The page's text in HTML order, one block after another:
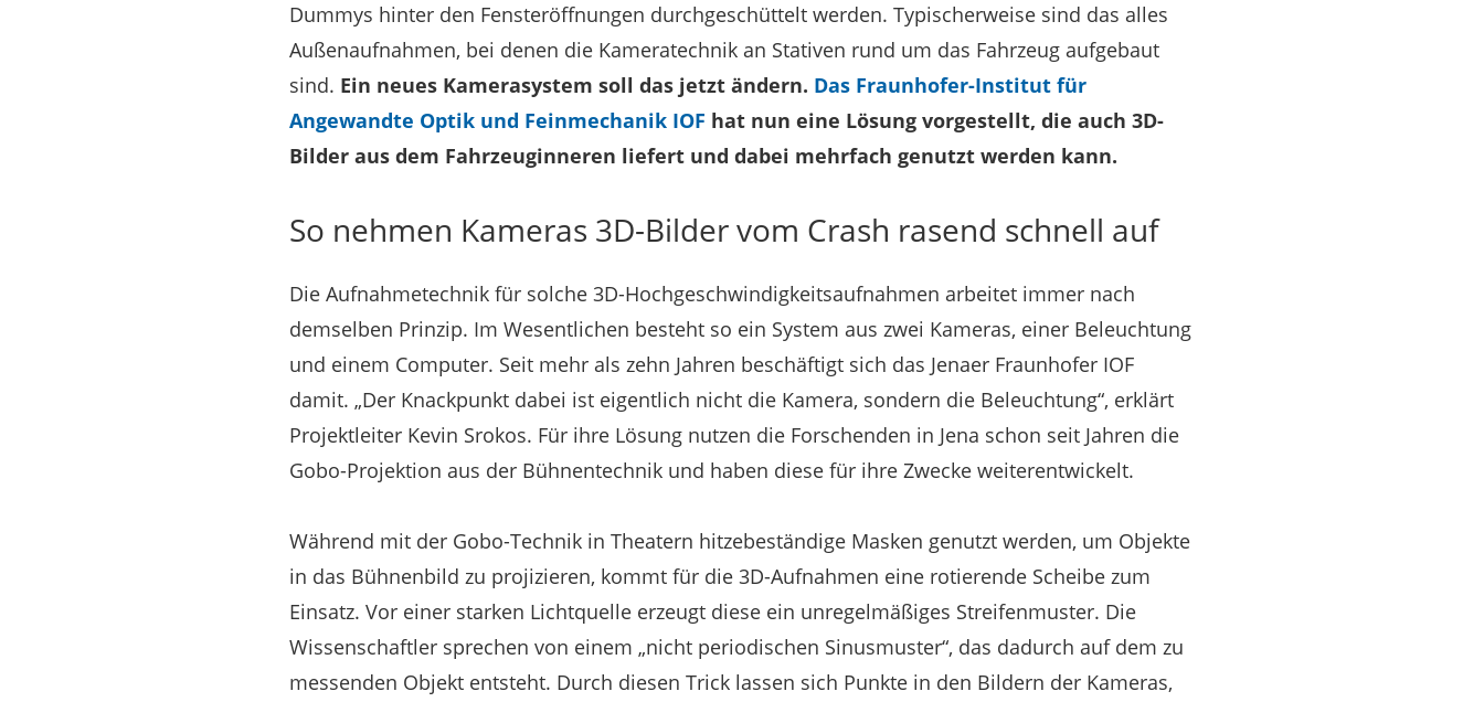
Dummys hinter den Fensteröffnungen durchgeschüttelt werden. Typischerweise sind das alles
Außenaufnahmen, bei denen die Kameratechnik an Stativen rund um das Fahrzeug aufgebaut
sind. Ein neues Kamerasystem soll das jetzt ändern. Das Fraunhofer-Institut für
Angewandte Optik und Feinmechanik IOF hat nun eine Lösung vorgestellt, die auch 3D-
Bilder aus dem Fahrzeuginneren liefert und dabei mehrfach genutzt werden kann.
So nehmen Kameras 3D-Bilder vom Crash rasend schnell auf
Die Aufnahmetechnik für solche 3D-Hochgeschwindigkeitsaufnahmen arbeitet immer nach
demselben Prinzip. Im Wesentlichen besteht so ein System aus zwei Kameras, einer Beleuchtung
und einem Computer. Seit mehr als zehn Jahren beschäftigt sich das Jenaer Fraunhofer IOF
damit. „Der Knackpunkt dabei ist eigentlich nicht die Kamera, sondern die Beleuchtung“, erklärt
Projektleiter Kevin Srokos. Für ihre Lösung nutzen die Forschenden in Jena schon seit Jahren die
Gobo-Projektion aus der Bühnentechnik und haben diese für ihre Zwecke weiterentwickelt.
Während mit der Gobo-Technik in Theatern hitzebeständige Masken genutzt werden, um Objekte
in das Bühnenbild zu projizieren, kommt für die 3D-Aufnahmen eine rotierende Scheibe zum
Einsatz. Vor einer starken Lichtquelle erzeugt diese ein unregelmäßiges Streifenmuster. Die
Wissenschaftler sprechen von einem „nicht periodischen Sinusmuster“, das dadurch auf dem zu
messenden Objekt entsteht. Durch diesen Trick lassen sich Punkte in den Bildern der Kameras,